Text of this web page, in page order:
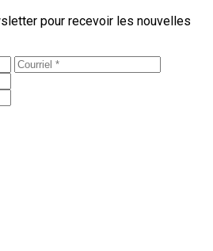
pour recevoir les nouvelles